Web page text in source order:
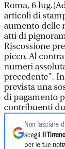
Roma, 6
articoli di
aumento delle
atti di
Riscossione
picco. Al
numeri
precedente".
prevista una
di pagamento
contribuenti
Non lasciare
scegli
Il Tirreno
per le tue